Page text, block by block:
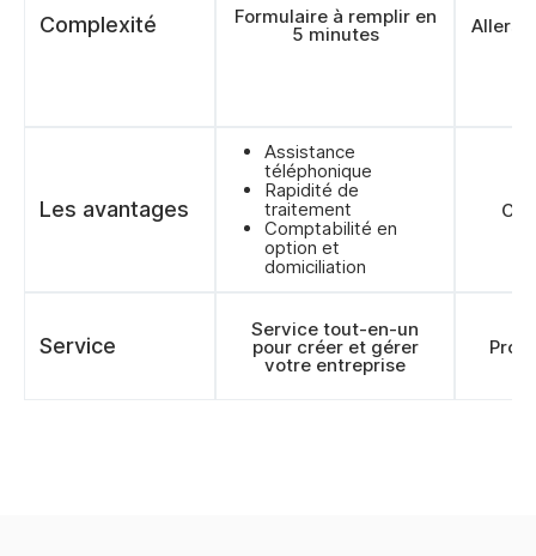
Complexité Formulaire à remplir en
5 minutes Allers-
Les avantages
Assistance
téléphonique
Rapidité de
traitement
Comptabilité en
option et
domiciliation
Service
Service tout-en-un
pour créer et gérer
votre entreprise